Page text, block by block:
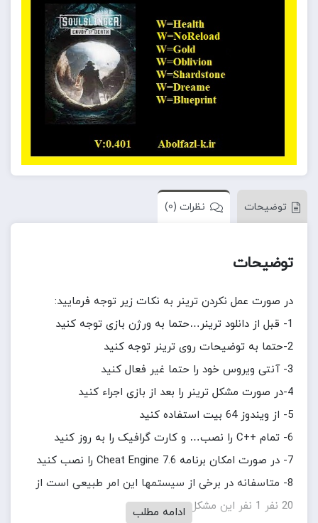
توضیحات نظرات (0)
توضیحات
در صورت عمل نکردن ترینر به نکات زیر توجه فرمایید:
1- قبل از دانلود ترینر…حتما به ورژن بازی توجه کنید
2-حتما به توضیحات روی ترینر توجه کنید
3- آنتی ویروس خود را حتما غیر فعال کنید
4-در صورت مشکل ترینر را بعد از بازی اجراء کنید
5- از ویندوز 64 بیت استفاده کنید
6- تمام ++C را نصب… و کارت گرافیک را به روز کنید
7- در صورت امکان برنامه Cheat Engine 7.6 را نصب کنید
8- متاسفانه در برخی از سیستمها این امر طبیعی است از
20 نفر 1 نفر این مشکل را دارد
ادامه مطلب